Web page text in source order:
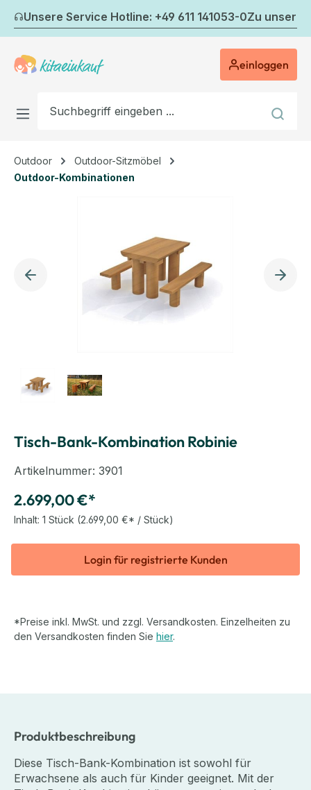
Zum Hauptinhalt springen
Unsere Service Hotline: +49 611 141053-0Zu
einloggen
Outdoor
Outdoor-Sitzmöbel
Outdoor-Kombinationen
Tisch-Bank-Kombination Robinie
Artikelnummer: 3901
2.699,00 €*
Inhalt: 1 Stück (2.699,00 €* / Stück)
Login für registrierte Kunden
*Preise inkl. MwSt. und zzgl. Versandkosten. Einzelheiten zu
den Versandkosten finden Sie hier.
Produktbeschreibung
Diese Tisch-Bank-Kombination ist sowohl für
Erwachsene als auch für Kinder geeignet. Mit der